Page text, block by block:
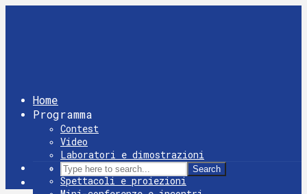
Home
Programma
Contest
Video
Laboratori e dimostrazioni
Giochi
Spettacoli e proiezioni
Search